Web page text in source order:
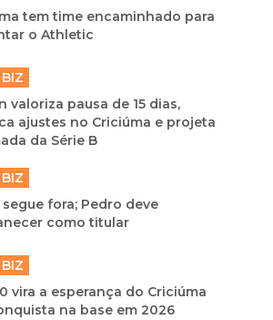
tem time encaminhado para
o Athletic
valoriza pausa de 15 dias,
ajustes no Criciúma e projeta
da Série B
fora; Pedro deve
como titular
vira a esperança do Criciúma
na base em 2026